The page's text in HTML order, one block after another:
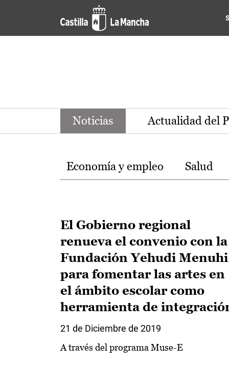
Pasar al contenido principal
Noticias de la región de
Noticias Actualidad del
Temas
Economía y empleo Salud
El Gobierno regional
renueva el convenio con la
Fundación Yehudi Menuhi
para fomentar las artes en
el ámbito escolar como
herramienta de
21 de Diciembre de 2019
A través del programa Muse-E